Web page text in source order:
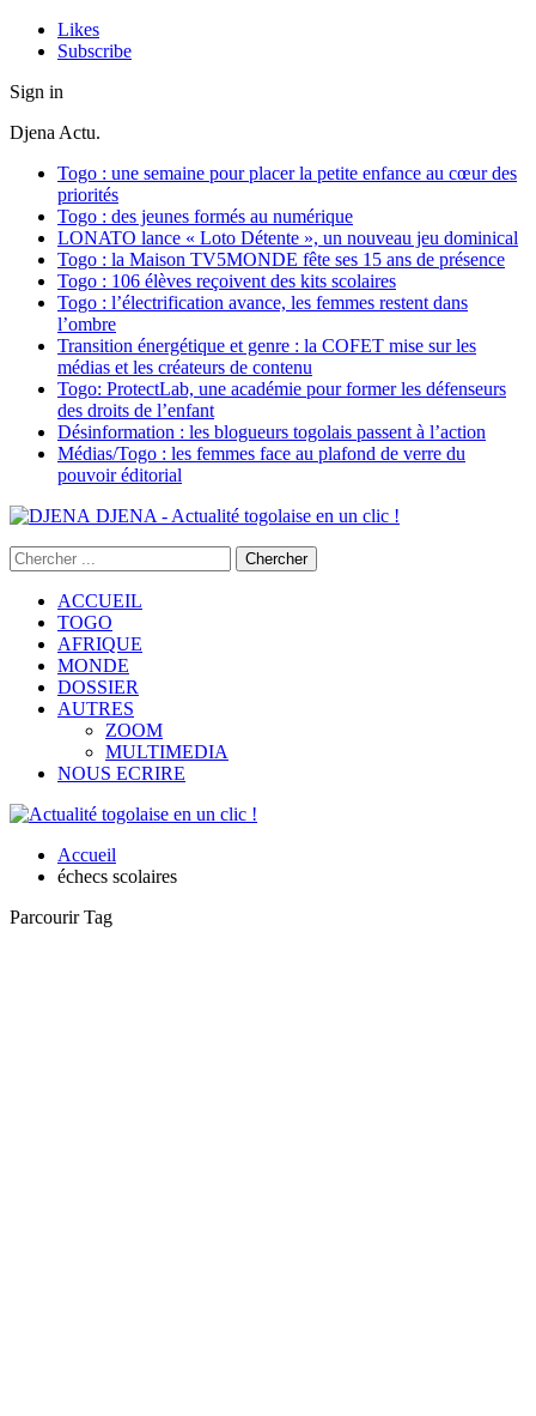
Likes
Subscribe
Sign in
Djena Actu.
Togo : une semaine pour placer la petite enfance au cœur des
priorités
Togo : des jeunes formés au numérique
LONATO lance « Loto Détente », un nouveau jeu dominical
Togo : la Maison TV5MONDE fête ses 15 ans de présence
Togo : 106 élèves reçoivent des kits scolaires
Togo : l’électrification avance, les femmes restent dans
l’ombre
Transition énergétique et genre : la COFET mise sur les
médias et les créateurs de contenu
Togo: ProtectLab, une académie pour former les défenseurs
des droits de l’enfant
Désinformation : les blogueurs togolais passent à l’action
Médias/Togo : les femmes face au plafond de verre du
pouvoir éditorial
DJENA - Actualité togolaise en un clic !
ACCUEIL
TOGO
AFRIQUE
MONDE
DOSSIER
AUTRES
ZOOM
MULTIMEDIA
NOUS ECRIRE
Accueil
échecs scolaires
Parcourir Tag